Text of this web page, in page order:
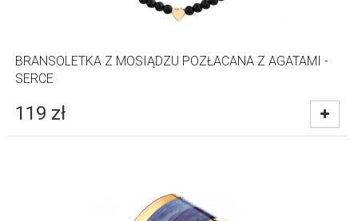
BRANSOLETKA Z MOSIĄDZU POZŁACANA Z AGATAMI -
SERCE
119 zł